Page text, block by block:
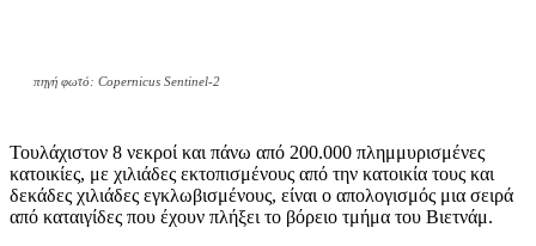
πηγή φωτό: Copernicus Sentinel-2
Τουλάχιστον 8 νεκροί και πάνω από 200.000 πλημμυρισμένες
κατοικίες, με χιλιάδες εκτοπισμένους από την κατοικία τους και
δεκάδες χιλιάδες εγκλωβισμένους, είναι ο απολογισμός μια σειρά
από καταιγίδες που έχουν πλήξει το βόρειο τμήμα του Βιετνάμ.